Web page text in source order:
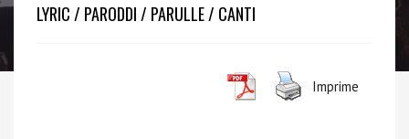
LYRIC / PARODDI / PARULLE / CANTI
Imprime